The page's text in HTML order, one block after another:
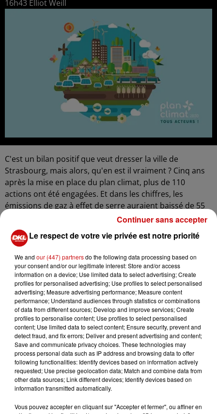
16h43 Elliot Weill
C'est un bilan positif que veut dresser la ville de
Strasbourg, mais alors, qu'en est il vraiment ? Cinq ans
après la mise en place du plan climat, plus de 110
actions ont été engagées. Et dans les chiffres, les
émissions de gaz à effet de serre auraient baissé de 55
% par rapport à 1990 et la consommation d'énergie d'un
tiers depuis 2012. Plus de 5000 arbres ont été plantés,
des écoles rénovées et la restauration scolaire compte
Mais au delà des annonces, la situation est contrastée.
La pollution de l'air, par exemple, s'améliore, mais les
niveaux restent au dessus des recommandations de
l'OMS. Côté climat, la tendance est plutôt préoccupante.
La température a déjà augmenté de près de deux
degrés à Strasbourg. C'est plus qu'à l'échelle mondiale.
La ville met aussi en avant la mobilité douce et la mise
en place d'une zone à faible émission.
La circulation routière reste, elle, un défi, tout comme
les inégalités d'exposition à la chaleur urbaine. Et enfin,
l'engagement de l'Eurométropole est reconnu par le
Le respect de votre vie privée est notre priorité
We and our (447) partnersdo the following data processing based on
your consent and/or our legitimate interest: Store and/or access
information on a device; Use limited data to select advertising; Create
profiles for personalised advertising; Use profiles to select personalised
advertising; Measure advertising performance; Measure content
performance; Understand audiences through statistics or combinations
of data from different sources; Develop and improve services; Create
profiles to personalise content; Use profiles to select personalised
content; Use limited data to select content; Ensure security, prevent and
detect fraud, and fix errors; Deliver and present advertising and content;
Save and communicate privacy choices. These technologies may
process personal data such as IP address and browsing data to offer
following functionalities: Identify devices based on information actively
requested; Use precise geolocation data; Match and combine data from
other data sources; Link different devices; Identify devices based on
information transmitted automatically.
Vous pouvez accepter en cliquant sur "Accepter et fermer", ou affiner en
Continuer sans accepter